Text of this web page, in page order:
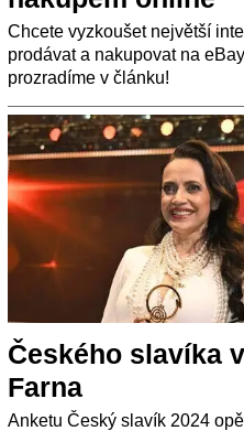
Chcete vyzkoušet největší
prodávat a nakupovat na
prozradíme v článku!
Českého slavíka
Farna
Anketu Český slavík 2024